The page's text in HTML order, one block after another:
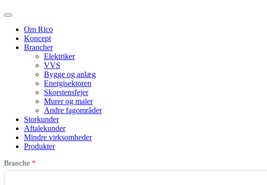
Om Rico
Koncept
Brancher
Elektriker
VVS
Bygge og anlæg
Energisektoren
Skorstensfejer
Murer og maler
Andre fagområder
Storkunder
Aftalekunder
Mindre virksomheder
Produkter
Rico
Quote
Branche *